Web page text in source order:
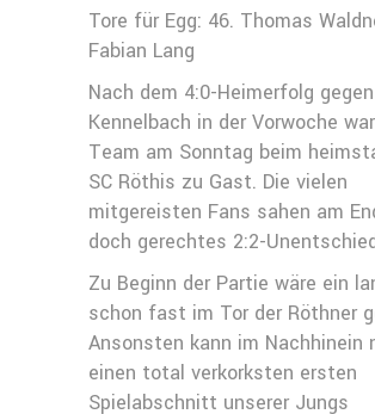
Tore für Egg: 46. Thomas
Fabian Lang
Nach dem 4:0-Heimerfolg
Kennelbach in der Vorwoche
Team am Sonntag beim
SC Röthis zu Gast. Die vielen
mitgereisten Fans sahen am
doch gerechtes 2:2-
Zu Beginn der Partie wäre ein
schon fast im Tor der Röthner
Ansonsten kann im Nachhinein
einen total verkorksten ersten
Spielabschnitt unserer Jungs